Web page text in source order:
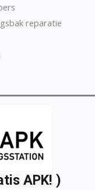
reparatie
APK! )